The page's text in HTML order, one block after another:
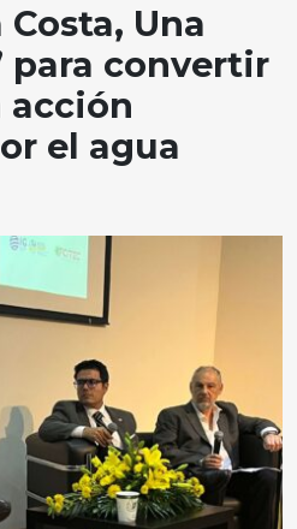
Costa, Una
para convertir
acción
el agua